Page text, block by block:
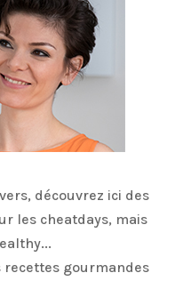
découvrez ici des
les cheatdays, mais
gourmandes